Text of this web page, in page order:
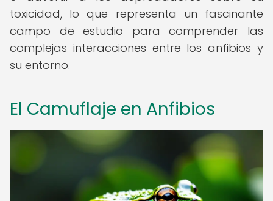
toxicidad, lo que representa un fascinante
campo de estudio para comprender las
complejas interacciones entre los anfibios y
su entorno.
El Camuflaje en Anfibios